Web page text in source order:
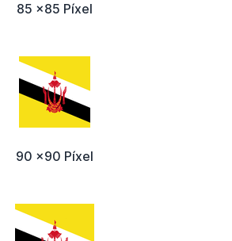
85 x85 Píxel
90 x90 Píxel